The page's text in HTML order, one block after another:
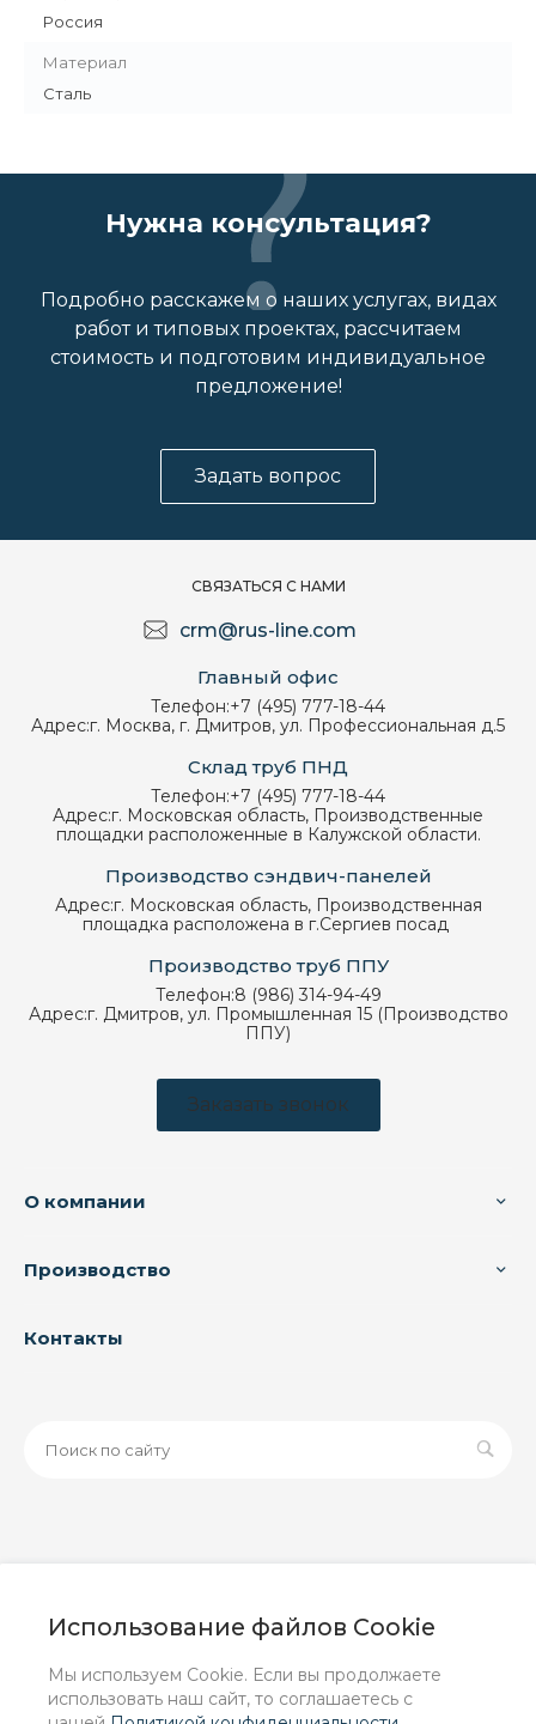
Использование файлов Cookie
Мы используем Cookie. Если вы продолжаете
использовать наш сайт, то соглашаетесь с
Россия
Материал
Сталь
Нужна консультация?
Подробно расскажем о наших услугах, видах
работ и типовых проектах, рассчитаем
стоимость и подготовим индивидуальное
предложение!
Задать вопрос
СВЯЗАТЬСЯ С НАМИ
crm@rus-line.com
Главный офис
Телефон:+7 (495) 777-18-44
Адрес:г. Москва, г. Дмитров, ул. Профессиональная д.5
Склад труб ПНД
Телефон:+7 (495) 777-18-44
Адрес:г. Московская область, Производственные
площадки расположенные в Калужской области.
Производство сэндвич-панелей
Адрес:г. Московская область, Производственная
площадка расположена в г.Сергиев посад
Производство труб ППУ
Телефон:8 (986) 314-94-49
Адрес:г. Дмитров, ул. Промышленная 15 (Производство
ППУ)
Заказать звонок
О компании
Производство
Контакты
информационный характер и ни при каких условиях не
положениями Статьи 437 (2) ГК РФ.